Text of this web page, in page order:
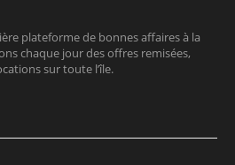
plateforme de bonnes affaires à la
chaque jour des offres remisées,
sur toute l’île.